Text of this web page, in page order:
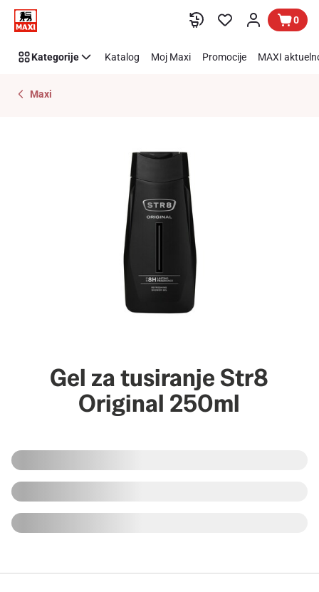
Preskoči link 0
Kategorije Katalog Moj Maxi Promocije MAXI
Maxi
Gel za tusiranje Str8
Original 250ml